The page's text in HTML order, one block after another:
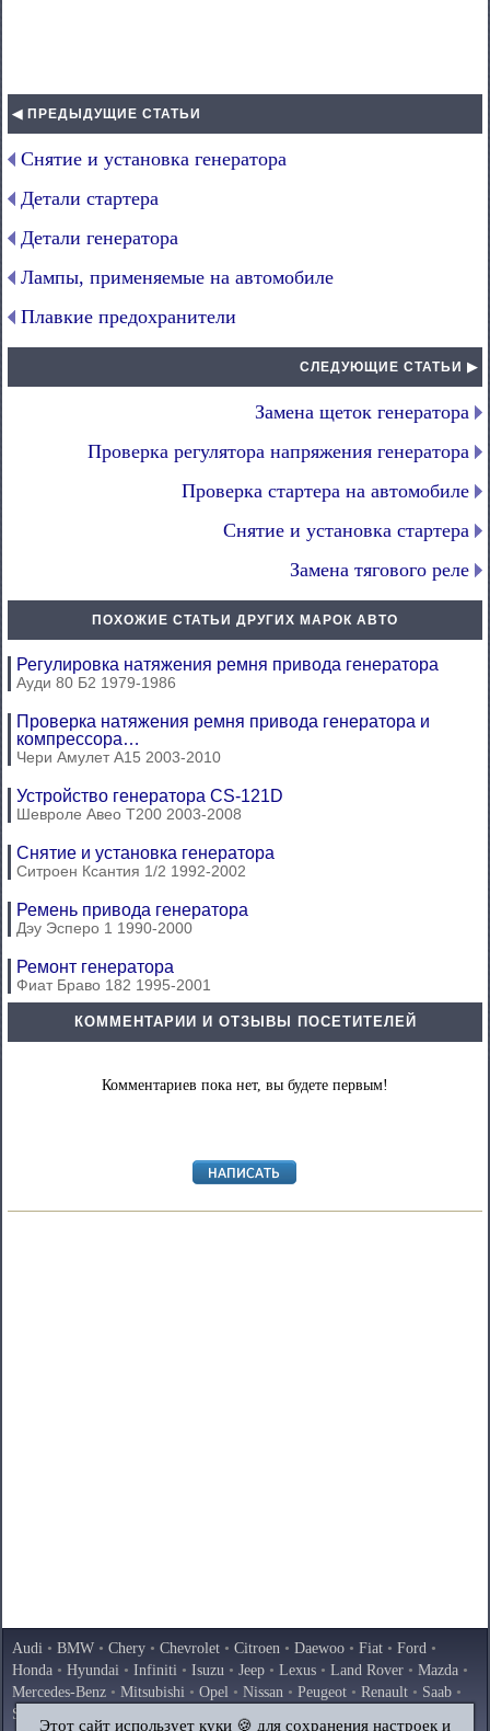
◀ ПРЕДЫДУЩИЕ СТАТЬИ
Снятие и установка генератора
Детали стартера
Детали генератора
Лампы, применяемые на автомобиле
Плавкие предохранители
СЛЕДУЮЩИЕ СТАТЬИ ▶
Замена щеток генератора
Проверка регулятора напряжения генератора
Проверка стартера на автомобиле
Снятие и установка стартера
Замена тягового реле
ПОХОЖИЕ СТАТЬИ ДРУГИХ МАРОК АВТО
Регулировка натяжения ремня привода генератора
Ауди 80 Б2 1979-1986
Проверка натяжения ремня привода генератора и
компрессора…
Чери Амулет А15 2003-2010
Устройство генератора CS-121D
Шевроле Авео Т200 2003-2008
Снятие и установка генератора
Ситроен Ксантия 1/2 1992-2002
Ремень привода генератора
Дэу Эсперо 1 1990-2000
Ремонт генератора
Фиат Браво 182 1995-2001
КОММЕНТАРИИ И ОТЗЫВЫ ПОСЕТИТЕЛЕЙ
Комментариев пока нет, вы будете первым!
Audi • BMW • Chery • Chevrolet • Citroen • Daewoo • Fiat • Ford •
Honda • Hyundai • Infiniti • Isuzu • Jeep • Lexus • Land Rover • Mazda •
Mercedes-Benz • Mitsubishi • Opel • Nissan • Peugeot • Renault • Saab •
Skoda
Volkswagen
Этот сайт использует куки 🍪 для сохранения настроек и